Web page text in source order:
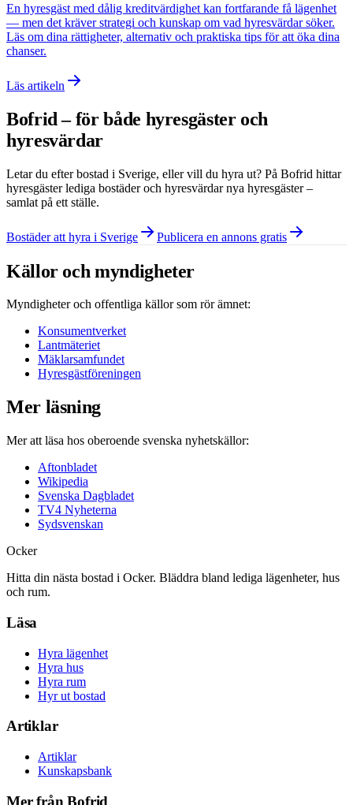
En hyresgäst med dålig kreditvärdighet kan fortfarande få lägenhet
— men det kräver strategi och kunskap om vad hyresvärdar söker.
Läs om dina rättigheter, alternativ och praktiska tips för att öka dina
chanser.
Läs artikeln
Bofrid – för både hyresgäster och
hyresvärdar
Letar du efter bostad i Sverige, eller vill du hyra ut? På Bofrid hittar
hyresgäster lediga bostäder och hyresvärdar nya hyresgäster –
samlat på ett ställe.
Bostäder att hyra i Sverige Publicera en annons gratis
Källor och myndigheter
Myndigheter och offentliga källor som rör ämnet:
Konsumentverket
Lantmäteriet
Mäklarsamfundet
Hyresgästföreningen
Mer läsning
Mer att läsa hos oberoende svenska nyhetskällor:
Aftonbladet
Wikipedia
Svenska Dagbladet
TV4 Nyheterna
Sydsvenskan
Ocker
Hitta din nästa bostad i Ocker. Bläddra bland lediga lägenheter, hus
och rum.
Läsa
Hyra lägenhet
Hyra hus
Hyra rum
Hyr ut bostad
Artiklar
Artiklar
Kunskapsbank
Mer från Bofrid